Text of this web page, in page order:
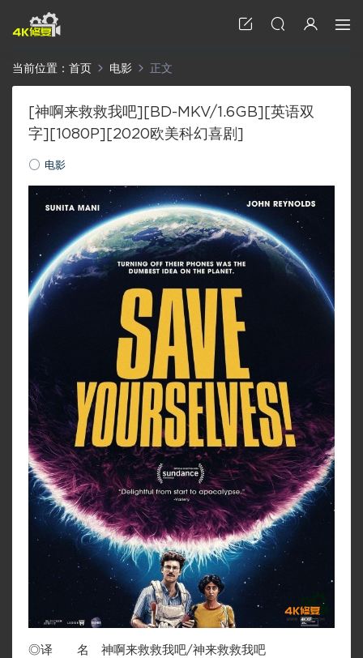
当前位置： 首页 电影 正文
[神啊来救救我吧][BD-MKV/1.6GB][英语双
字][1080P][2020欧美科幻喜剧]
电影
◎译 名 神啊来救救我吧/神来救救我吧